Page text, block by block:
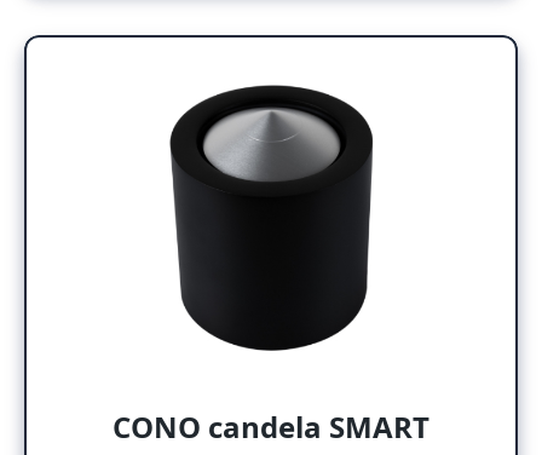
CONO candela SMART